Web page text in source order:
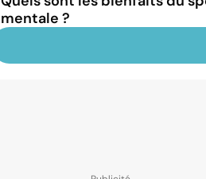
mentale ?